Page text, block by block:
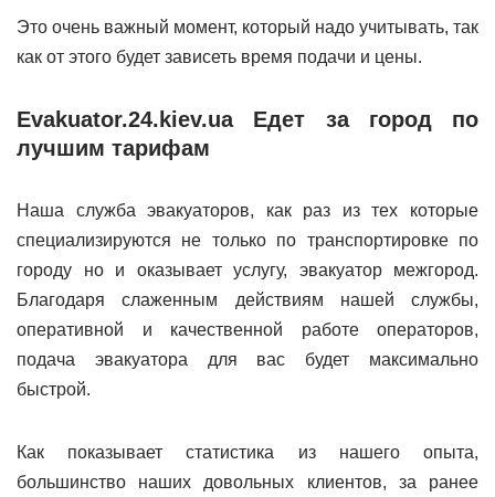
Это очень важный момент, который надо учитывать, так
как от этого будет зависеть время подачи и цены.
Evakuator.24.kiev.ua Едет за город по
лучшим тарифам
Наша служба эвакуаторов, как раз из тех которые
специализируются не только по транспортировке по
городу но и оказывает услугу, эвакуатор межгород.
Благодаря слаженным действиям нашей службы,
оперативной и качественной работе операторов,
подача эвакуатора для вас будет максимально
быстрой.
Как показывает статистика из нашего опыта,
большинство наших довольных клиентов, за ранее